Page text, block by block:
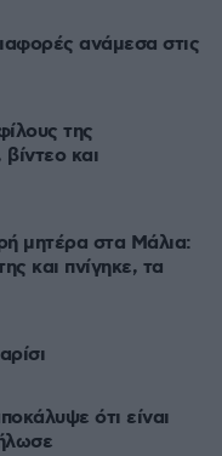
ανάμεσα στις
της
και
μητέρα στα Μάλια:
και πνίγηκε, τα
ότι είναι